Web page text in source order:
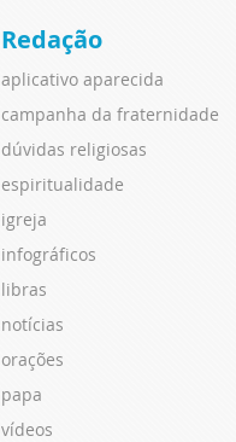
Redação
aplicativo aparecida
campanha da fraternidade
dúvidas religiosas
espiritualidade
igreja
infográficos
libras
notícias
orações
papa
vídeos